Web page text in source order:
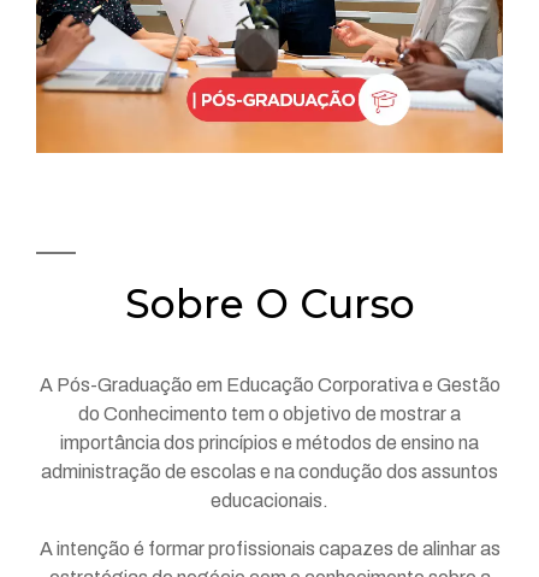
Sobre O Curso
A Pós-Graduação em Educação Corporativa e Gestão
do Conhecimento tem o objetivo de mostrar a
importância dos princípios e métodos de ensino na
administração de escolas e na condução dos assuntos
educacionais.
A intenção é formar profissionais capazes de alinhar as